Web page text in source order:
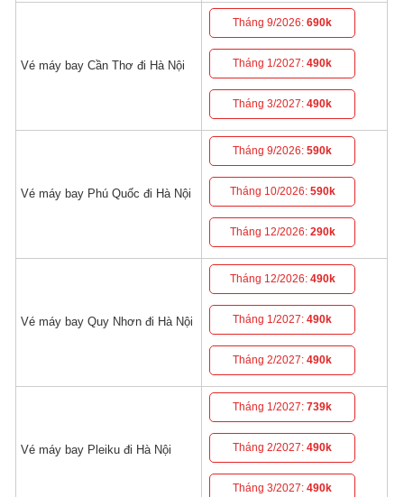
Vé máy bay Cần Thơ đi Hà Nội
Tháng 9/2026:690k
Tháng 1/2027:490k
Tháng 3/2027:490k
Vé máy bay Phú Quốc đi Hà Nội
Tháng 9/2026:590k
Tháng 10/2026: 590k
Tháng 12/2026: 290k
Vé máy bay Quy Nhơn đi Hà Nội
Tháng 12/2026: 490k
Tháng 1/2027:490k
Tháng 2/2027:490k
Vé máy bay Pleiku đi Hà Nội
Tháng 1/2027:739k
Tháng 2/2027:490k
Tháng 3/2027:490k